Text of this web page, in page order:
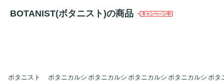
BOTANIST(ボタニスト)の商品
ボタニスト
ボタニカルシ ボタニカルシ ボタニカルシ ボタニカルシ ボタ